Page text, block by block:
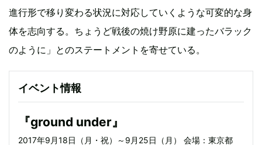
進行形で移り変わる状況に対応していくような可変的な身
体を志向する。ちょうど戦後の焼け野原に建ったバラック
のように」とのステートメントを寄せている。
イベント情報
『ground under』
2017年9月18日（月・祝）～9月25日（月） 会場：東京都